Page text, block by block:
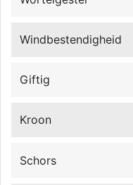
Windbestendigheid
Giftig
Kroon
Schors